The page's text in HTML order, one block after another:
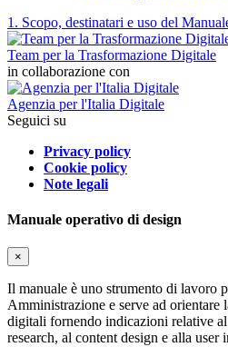
1. Scopo, destinatari e uso del
Team per la Trasformazione Digitale
in collaborazione con
Agenzia per l'Italia Digitale
Seguici su
Privacy policy
Cookie policy
Note legali
Manuale operativo di design
×
Il manuale è uno strumento di lavoro
Amministrazione e serve ad orientare
digitali fornendo indicazioni relative
research, al content design e alla user